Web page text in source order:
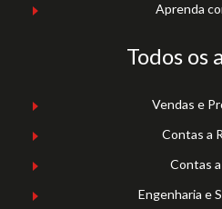
Aprenda
Todos os
Vendas e
Contas a
Contas
Engenharia e